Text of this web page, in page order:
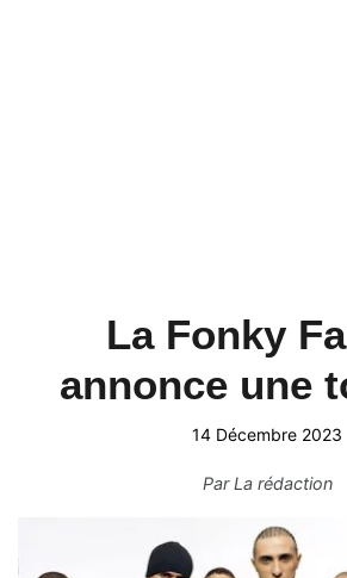
La Fonky
annonce une
14 Décembre 2023
ParLa rédaction